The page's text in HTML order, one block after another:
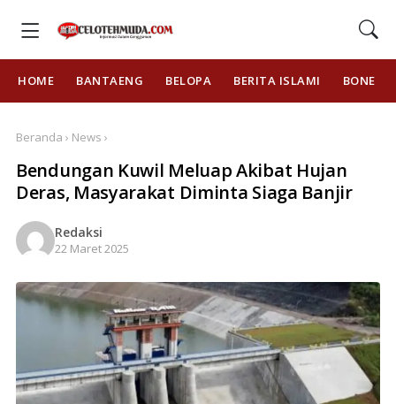
HOME BANTAENG BELOPA BERITA ISLAMI BONE
Beranda › News ›
Bendungan Kuwil Meluap Akibat Hujan
Deras, Masyarakat Diminta Siaga Banjir
Redaksi
22 Maret 2025